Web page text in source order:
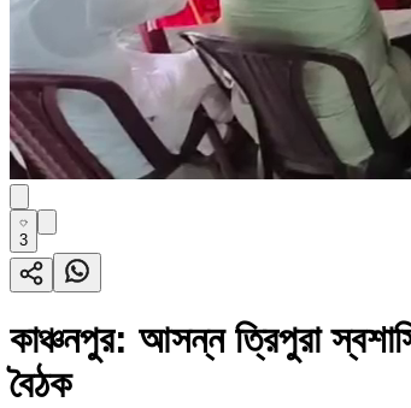
3
কাঞ্চনপুর: আসন্ন ত্রিপুরা
বৈঠক